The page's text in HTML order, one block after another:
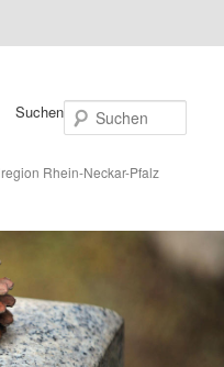
Rhein-Neckar-Pfalz
Suchen